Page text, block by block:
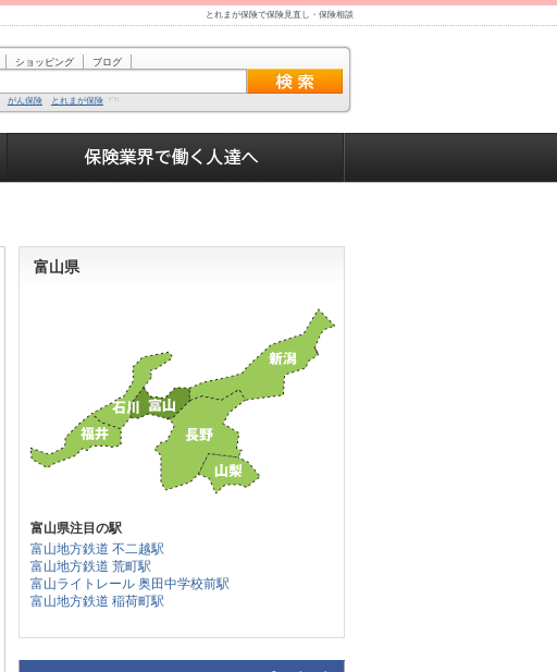
とれまが保険で保険見直し・保険相談
ショッピング ブログ
がん保険 とれまが保険
富山県
富山県注目の駅
富山地方鉄道 不二越駅
富山地方鉄道 荒町駅
富山ライトレール 奥田中学校前駅
富山地方鉄道 稲荷町駅